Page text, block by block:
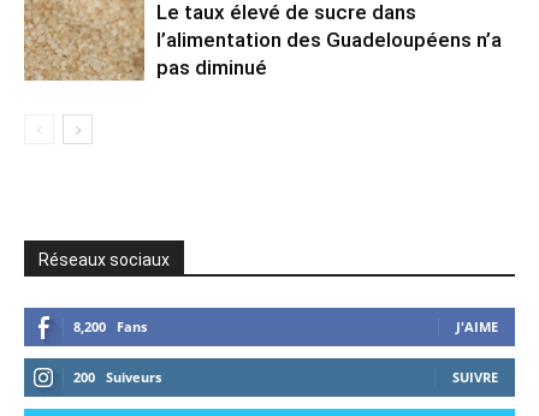
Le taux élevé de sucre dans
l’alimentation des Guadeloupéens n’a
pas diminué
Réseaux sociaux
8,200 Fans J'AIME
200 Suiveurs SUIVRE